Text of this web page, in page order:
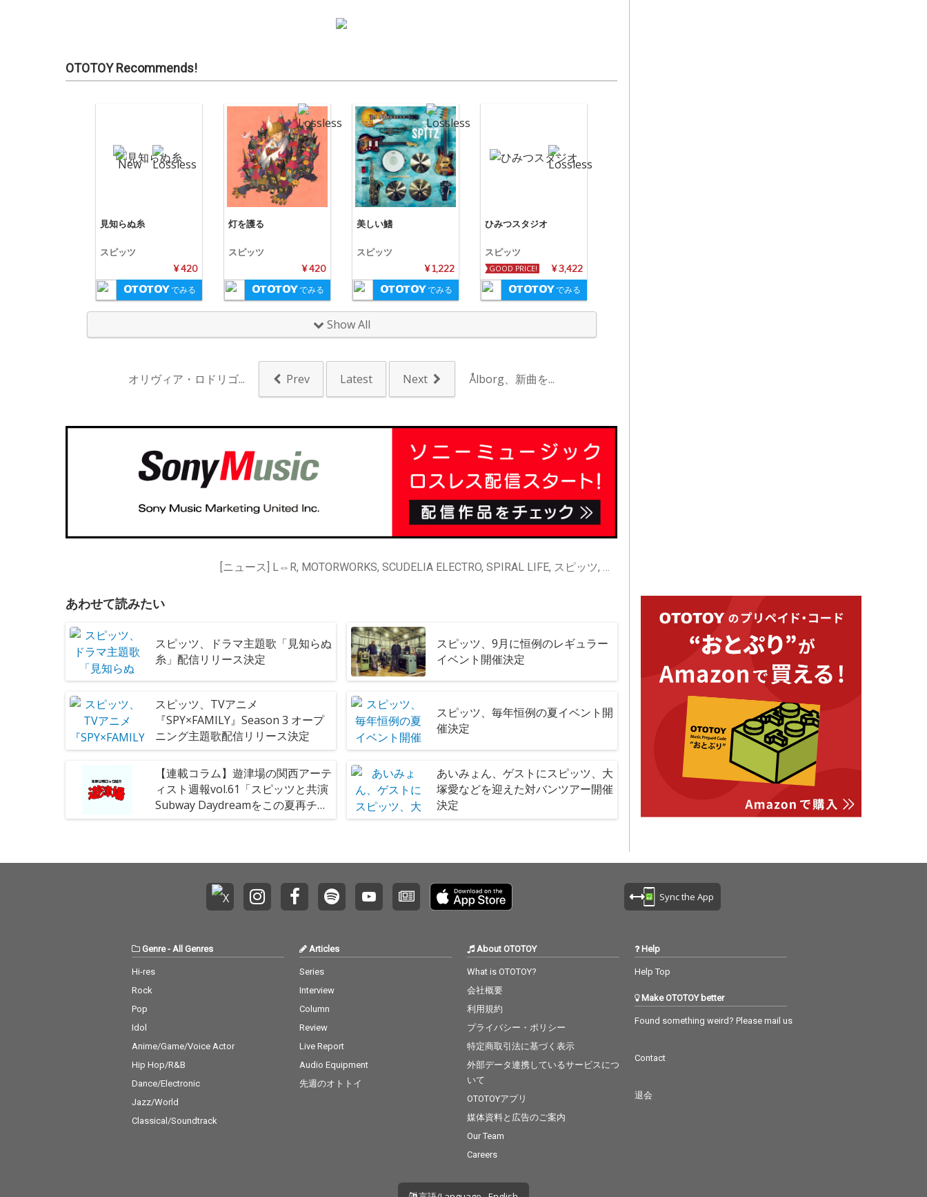
OTOTOY Recommends!
見知らぬ糸
スピッツ
¥ 420
でみる
灯を護る
スピッツ
¥ 420
でみる
美しい鰭
スピッツ
¥ 1,222
でみる
ひみつスタジオ
スピッツ
¥ 3,422
GOOD PRICE!
でみる
Show All
オリヴィア・ロドリゴ... Prev Latest Next Ålborg、新曲を...
[ニュース] L⇔R, MOTORWORKS, SCUDELIA ELECTRO, SPIRAL LIFE, スピッツ, 黒沢健一
あわせて読みたい
スピッツ、ドラマ主題歌「見知らぬ
糸」配信リリース決定
スピッツ、9月に恒例のレギュラー
イベント開催決定
スピッツ、TVアニメ
『SPY×FAMILY』Season 3 オープ
ニング主題歌配信リリース決定
スピッツ、毎年恒例の夏イベント開
催決定
【連載コラム】遊津場の関西アーテ
ィスト週報vol.61「スピッツと共演
Subway Daydreamをこの夏再チェ
ック」
あいみょん、ゲストにスピッツ、大
塚愛などを迎えた対バンツアー開催
決定
Sync the App
Genre- All Genres
Hi-res
Rock
Pop
Idol
Anime/Game/Voice Actor
Hip Hop/R&B
Dance/Electronic
Jazz/World
Classical/Soundtrack
Articles
Series
Interview
Column
Review
Live Report
Audio Equipment
先週のオトトイ
About OTOTOY
What is OTOTOY?
会社概要
利用規約
プライバシー・ポリシー
特定商取引法に基づく表示
外部データ連携しているサービスにつ
いて
OTOTOYアプリ
媒体資料と広告のご案内
Our Team
Careers
Help
Help Top
Make OTOTOY better
Found something weird? Please mail us
Contact
退会